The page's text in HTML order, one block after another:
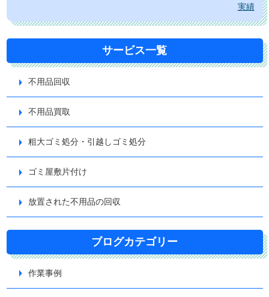
ョ
ン
実績
サービス一覧
不用品回収
不用品買取
粗大ゴミ処分・引越しゴミ処分
ゴミ屋敷片付け
放置された不用品の回収
ブログカテゴリー
作業事例